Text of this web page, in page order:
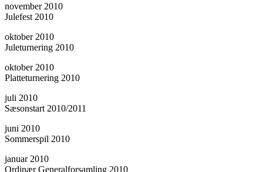
november 2010
Julefest 2010
oktober 2010
Juleturnering 2010
oktober 2010
Platteturnering 2010
juli 2010
Sæsonstart 2010/2011
juni 2010
Sommerspil 2010
januar 2010
Ordinær Generalforsamling 2010